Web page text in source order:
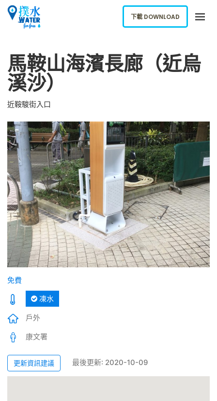
關於我們
下載應用
ENGLISH
下載 DOWNLOAD
馬鞍山海濱長廊（近烏
溪沙）
近鞍駿街入口
免費
凍水
戶外
康文署
更新資訊建議 最後更新: 2020-10-09
下載 DOWNLOAD